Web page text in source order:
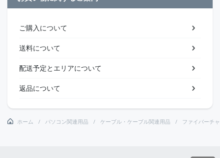
ご購入について
送料について
配送予定とエリアについて
返品について
ホーム パソコン関連用品 ケーブル・ケーブル関連用品 ファイバーチ